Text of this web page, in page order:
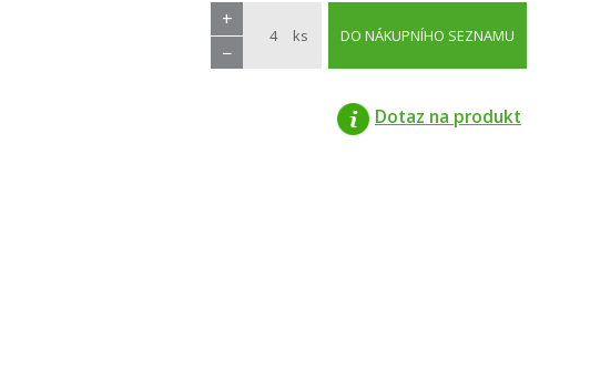
ks
+
−
DO NÁKUPNÍHO SEZNAMU
Dotaz na produkt